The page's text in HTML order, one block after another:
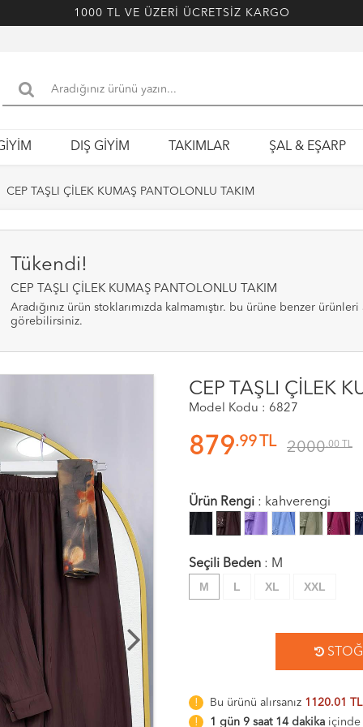
1000 TL VE ÜZERİ ÜCRETSİZ KARGO
DIŞ GİYİM TAKIMLAR ŞAL & EŞARP
CEP TAŞLI ÇİLEK KUMAŞ PANTOLONLU TAKIM
Tükendi!
CEP TAŞLI ÇİLEK KUMAŞ PANTOLONLU TAKIM
aradığınız ürün stoklarımızda kalmamıştır. bu ürüne benzer ürünleri alt bölümde
görebilirsiniz.
CEP TAŞLI ÇİLEK
Model Kodu : 6827
879.99 TL 2000.00 TL
Ürün Rengi : kahverengi
Seçili Beden : M
M
L XL XXL
Bu ürünü alırsanız 1120.01 TL
1 gün 9 saat 14 dakika içinde